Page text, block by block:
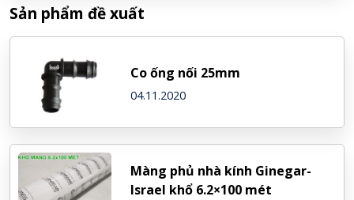
Sản phẩm đề xuất
Co ống nối 25mm
04.11.2020
Màng phủ nhà kính Ginegar-
Israel khổ 6.2×100 mét